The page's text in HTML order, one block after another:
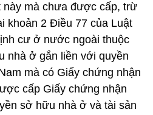
này mà chưa được cấp, trừ
khoản 2 Điều 77 của Luật
cư ở nước ngoài thuộc
nhà ở gắn liền với quyền
mà có Giấy chứng nhận
cấp Giấy chứng nhận
sở hữu nhà ở và tài sản